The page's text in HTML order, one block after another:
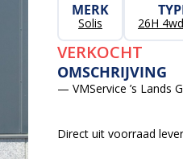
MERK
Solis 26H
VERKOCHT
OMSCHRIJVING
— VMService ’s Lands
Direct uit voorraad